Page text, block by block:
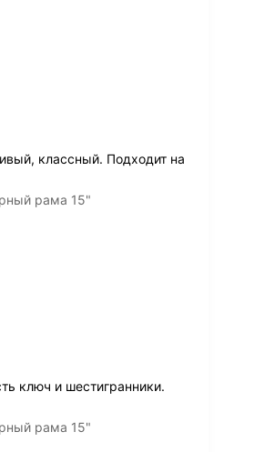
классный. Подходит на
рама 15"
ключ и шестигранники.
рама 15"